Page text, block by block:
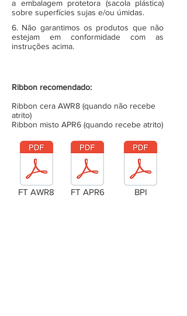
a embalagem protetora (sacola plástica)
sobre superfícies sujas e/ou úmidas.
6. Não garantimos os produtos que não
estejam em conformidade com as
instruções acima.
Ribbon recomendado:
Ribbon cera AWR8 (quando não recebe
atrito)
Ribbon misto APR6 (quando recebe atrito)
FT AWR8 FT APR6 BPI